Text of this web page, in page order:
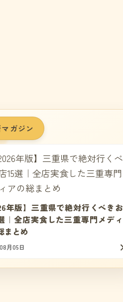
ガジン
年版】三重県で絶対行くべきお
｜全店実食した三重専門メディ
まとめ
月05日